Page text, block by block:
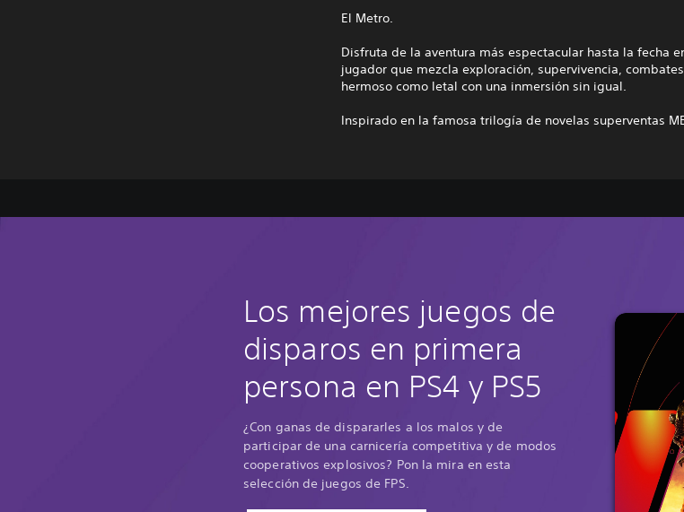
El Metro.
Disfruta de la aventura más espectacular hasta la fecha
jugador que mezcla exploración, supervivencia,
hermoso como letal con una inmersión sin igual.
Inspirado en la famosa trilogía de novelas superventas
Los mejores juegos de
disparos en primera
persona en PS4 y PS5
¿Con ganas de dispararles a los malos y de
participar de una carnicería competitiva y de modos
cooperativos explosivos? Pon la mira en esta
selección de juegos de FPS.